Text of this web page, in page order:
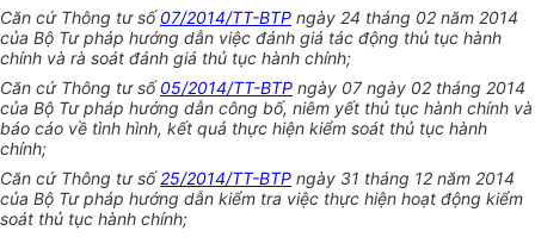
Căn cứ Thông tư số07/2014/TT-BTP ngày 24 tháng 02 năm 2014
của Bộ Tư pháp hướng dẫn việc đánh giá tác động thủ tục hành
chính và rà soát đánh giá thủ tục hành chính;
Căn cứ Thông tư số05/2014/TT-BTP ngày 07 ngày 02 tháng 2014
của Bộ Tư pháp hướng dẫn công bố, niêm yết thủ tục hành chính và
báo cáo về tình hình, kết quả thực hiện kiểm soát thủ tục hành
chính;
Căn cứ Thông tư số25/2014/TT-BTP ngày 31 tháng 12 năm 2014
của Bộ Tư pháp hướng dẫn kiểm tra việc thực hiện hoạt động kiểm
soát thủ tục hành chính;